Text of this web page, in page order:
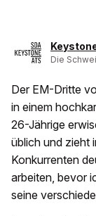
Die
Der EM-Dritte
in einem
26-Jährige
üblich und zieht
Konkurrenten
arbeiten, bevor
seine